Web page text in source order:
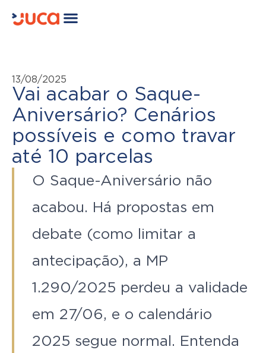
13/08/2025
Vai acabar o Saque-
Aniversário? Cenários
possíveis e como travar
até 10 parcelas
O Saque-Aniversário não
acabou. Há propostas em
debate (como limitar a
antecipação), a MP
1.290/2025 perdeu a validade
em 27/06, e o calendário
2025 segue normal. Entenda